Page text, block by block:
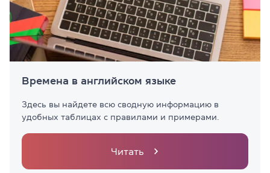
Времена в английском языке
Здесь вы найдете всю сводную информацию в
удобных таблицах с правилами и примерами.
Читать